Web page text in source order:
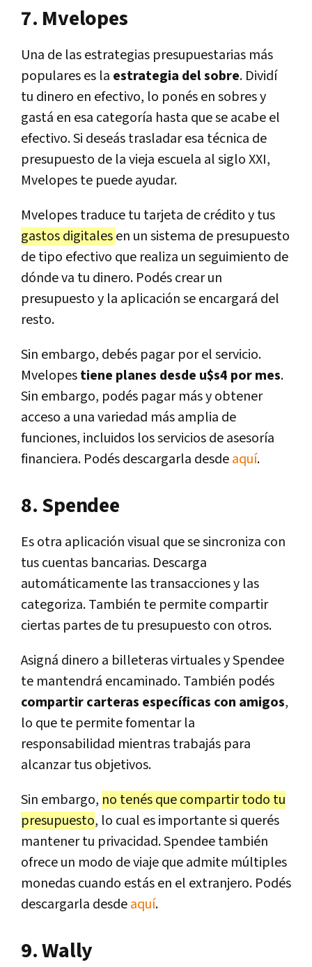
7. Mvelopes
Una de las estrategias presupuestarias más
populares es la estrategia del sobre. Dividí
tu dinero en efectivo, lo ponés en sobres y
gastá en esa categoría hasta que se acabe el
efectivo. Si deseás trasladar esa técnica de
presupuesto de la vieja escuela al siglo XXI,
Mvelopes te puede ayudar.
Mvelopes traduce tu tarjeta de crédito y tus
gastos digitalesen un sistema de presupuesto
de tipo efectivo que realiza un seguimiento de
dónde va tu dinero. Podés crear un
presupuesto y la aplicación se encargará del
resto.
Sin embargo, debés pagar por el servicio.
Mvelopestiene planes desde u$s4 por mes.
Sin embargo, podés pagar más y obtener
acceso a una variedad más amplia de
funciones, incluidos los servicios de asesoría
financiera. Podés descargarla desdeaquí.
8. Spendee
Es otra aplicación visual que se sincroniza con
tus cuentas bancarias. Descarga
automáticamente las transacciones y las
categoriza. También te permite compartir
ciertas partes de tu presupuesto con otros.
Asigná dinero a billeteras virtuales y Spendee
te mantendrá encaminado. También podés
compartir carteras específicas con amigos,
lo que te permite fomentar la
responsabilidad mientras trabajás para
alcanzar tus objetivos.
Sin embargo, no tenés que compartir todo tu
presupuesto, lo cual es importante si querés
mantener tu privacidad. Spendee también
ofrece un modo de viaje que admite múltiples
monedas cuando estás en el extranjero. Podés
descargarla desdeaquí.
9. Wally